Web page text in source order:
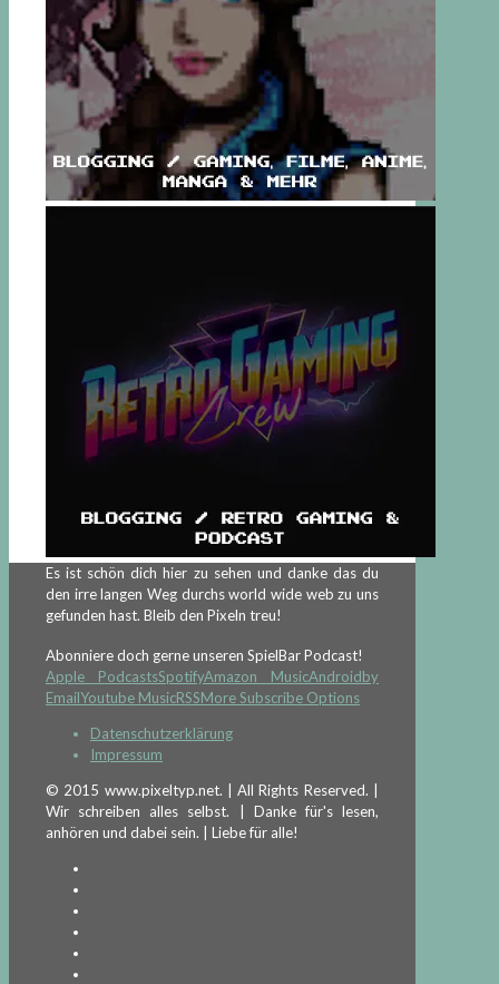
Es ist schön dich hier zu sehen und danke das du
den irre langen Weg durchs world wide web zu uns
gefunden hast. Bleib den Pixeln treu!
Abonniere doch gerne unseren SpielBar Podcast!
Apple PodcastsSpotifyAmazon MusicAndroidby
EmailYoutube MusicRSSMore Subscribe Options
Datenschutzerklärung
Impressum
© 2015 www.pixeltyp.net. | All Rights Reserved. |
Wir schreiben alles selbst. | Danke für's lesen,
anhören und dabei sein. | Liebe für alle!